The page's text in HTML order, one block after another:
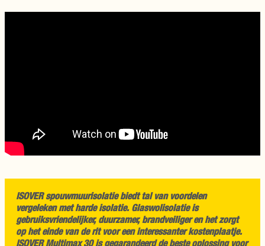
ISOVER spouwmuurisolatie biedt tal van voordelen
vergeleken met harde isolatie. Glaswolisolatie is
gebruiksvriendelijker, duurzamer, brandveiliger en het zorgt
op het einde van de rit voor een interessanter kostenplaatje.
ISOVER Multimax 30 is gegarandeerd de beste oplossing voor